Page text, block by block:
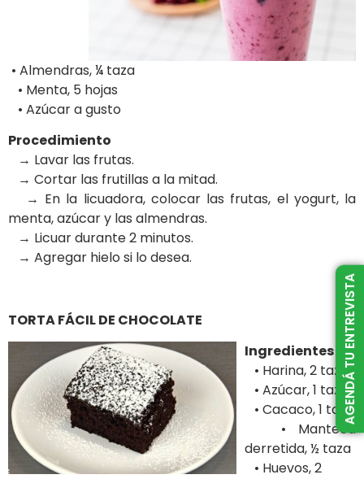
• Almendras, ¼ taza
• Menta, 5 hojas
• Azúcar a gusto
Procedimiento
→ Lavar las frutas.
→ Cortar las frutillas a la mitad.
→ En la licuadora, colocar las frutas, el yogurt, la
menta, azúcar y las almendras.
→ Licuar durante 2 minutos.
→ Agregar hielo si lo desea.
TORTA FÁCIL DE CHOCOLATE
Ingredientes
• Harina, 2 tazas
• Azúcar, 1 taza
• Cacaco, 1 taza
• Manteca
derretida, ½ taza
• Huevos, 2
AGENDÁ TU ENTREVISTA